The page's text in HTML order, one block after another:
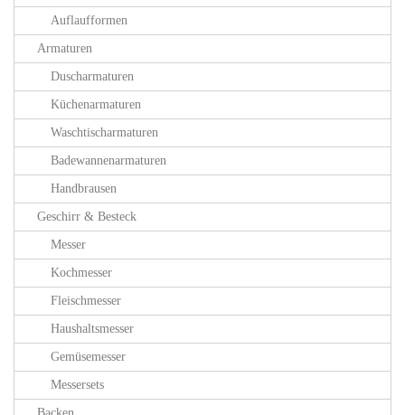
Auflaufformen
Armaturen
Duscharmaturen
Küchenarmaturen
Waschtischarmaturen
Badewannenarmaturen
Handbrausen
Geschirr & Besteck
Messer
Kochmesser
Fleischmesser
Haushaltsmesser
Gemüsemesser
Messersets